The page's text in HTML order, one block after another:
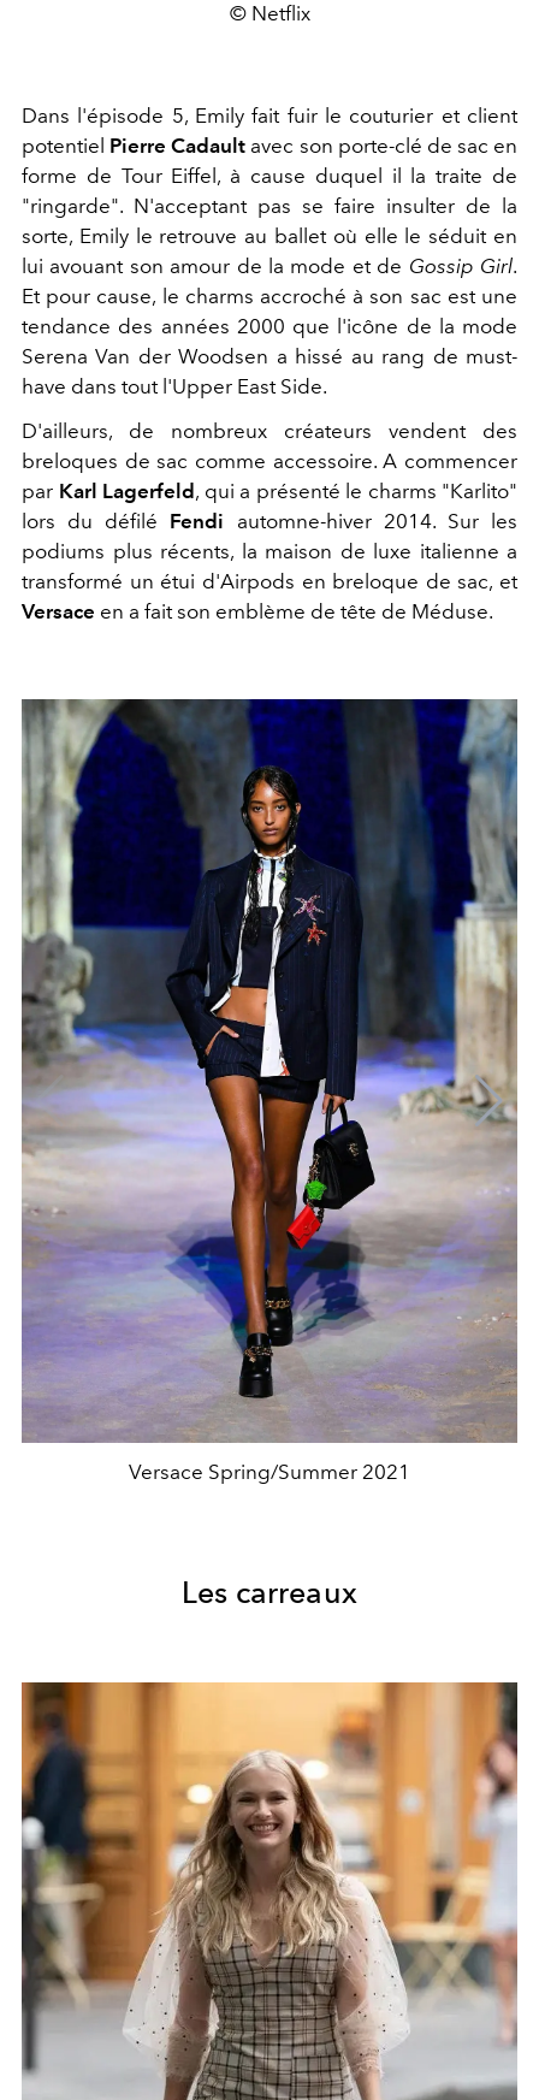
© Netflix
Dans l'épisode 5, Emily fait fuir le couturier et client
potentiel Pierre Cadault avec son porte-clé de sac en
forme de Tour Eiffel, à cause duquel il la traite de
"ringarde". N'acceptant pas se faire insulter de la
sorte, Emily le retrouve au ballet où elle le séduit en
lui avouant son amour de la mode et de Gossip Girl.
Et pour cause, le charms accroché à son sac est une
tendance des années 2000 que l'icône de la mode
Serena Van der Woodsen a hissé au rang de must-
have dans tout l'Upper East Side.
D'ailleurs, de nombreux créateurs vendent des
breloques de sac comme accessoire. A commencer
par Karl Lagerfeld , qui a présenté le charms "Karlito"
lors du défilé Fendi automne-hiver 2014. Sur les
podiums plus récents, la maison de luxe italienne a
transformé un étui d'Airpods en breloque de sac, et
Versace en a fait son emblème de tête de Méduse.
Versace Spring/Summer 2021
Les carreaux